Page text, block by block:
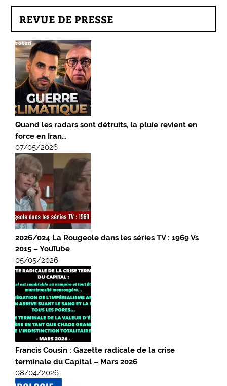
REVUE DE PRESSE
Quand les radars sont détruits, la pluie revient en
force en Iran…
07/05/2026
2026/024 La Rougeole dans les séries TV : 1969 Vs
2015 – YouTube
05/05/2026
Francis Cousin : Gazette radicale de la crise
terminale du Capital – Mars 2026
08/04/2026